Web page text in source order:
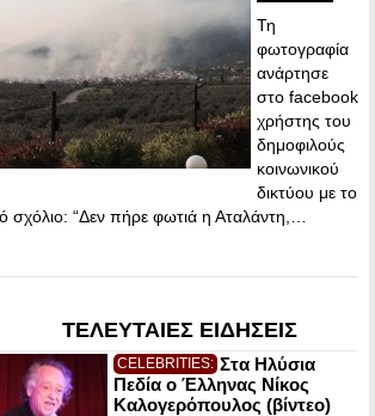
Τη
φωτογραφία
ανάρτησε
στο facebook
χρήστης του
δημοφιλούς
κοινωνικού
δικτύου με το
σχόλιο: “Δεν πήρε φωτιά η Αταλάντη,…
ΤΕΛΕΥΤΑΙΕΣ ΕΙΔΗΣΕΙΣ
CELEBRITIES: Στα Ηλύσια
Πεδία ο Έλληνας Νίκος
Καλογερόπουλος (βίντεο)